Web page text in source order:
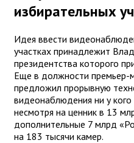
избирательных
Идея ввести
участках принадлежит
президентства которого
Еще в должности премьер-
предложил прорывную
видеонаблюдения ни у
несмотря на ценник в 13
дополнительные 7 млрд
на 183 тысячи камер.